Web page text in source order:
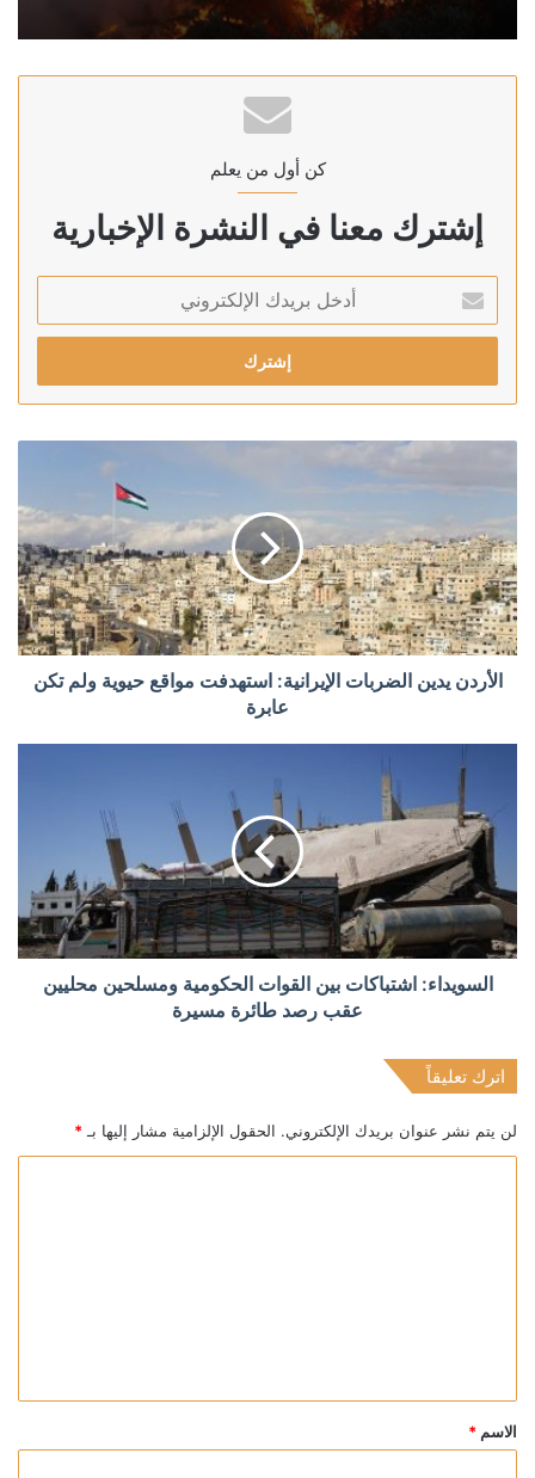
كن أول من يعلم
إشترك معنا في النشرة الإخبارية
بريدك
الإلكتروني
الأردن يدين الضربات الإيرانية: استهدفت مواقع حيوية ولم تكن
عابرة
السويداء: اشتباكات بين القوات الحكومية ومسلحين محليين
عقب رصد طائرة مسيرة
اترك تعليقاً
لن يتم نشر عنوان بريدك الإلكتروني. الحقول الإلزامية مشار إليها بـ *
*
الاسم *